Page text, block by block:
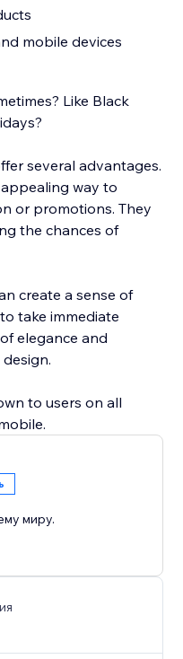
mobile devices
Like Black
several advantages.
way to
or promotions. They
the chances of
create a sense of
take immediate
elegance and
to users on all
миру.